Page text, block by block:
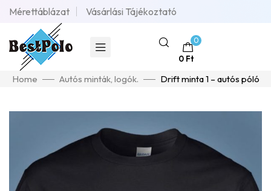
Mérettáblázat Vásárlási Tájékoztató
0
0 Ft
Home Autós minták, logók. Drift minta 1 – autós póló